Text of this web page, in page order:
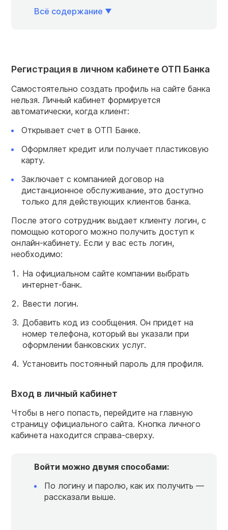
Всё содержание
Регистрация в личном кабинете ОТП Банка
Самостоятельно создать профиль на сайте банка
нельзя. Личный кабинет формируется
автоматически, когда клиент:
Открывает счет в ОТП Банке.
Оформляет кредит или получает пластиковую
карту.
Заключает с компанией договор на
дистанционное обслуживание, это доступно
только для действующих клиентов банка.
После этого сотрудник выдает клиенту логин, с
помощью которого можно получить доступ к
онлайн-кабинету. Если у вас есть логин,
необходимо:
На официальном сайте компании выбрать
интернет-банк.
Ввести логин.
Добавить код из сообщения. Он придет на
номер телефона, который вы указали при
оформлении банковских услуг.
Установить постоянный пароль для профиля.
Вход в личный кабинет
Чтобы в него попасть, перейдите на главную
страницу официального сайта. Кнопка личного
кабинета находится справа-сверху.
Войти можно двумя способами:
По логину и паролю, как их получить —
рассказали выше.